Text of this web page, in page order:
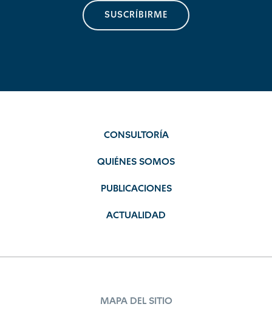
SUSCRÍBIRME
CONSULTORÍA
QUIÉNES SOMOS
PUBLICACIONES
ACTUALIDAD
MAPA DEL SITIO